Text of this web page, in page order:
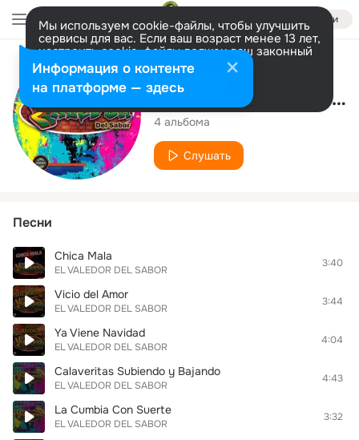
Войти
Мы используем cookie-файлы, чтобы улучшить
сервисы для вас. Если ваш возраст менее 13 лет,
настроить cookie-файлы должен ваш законный
представитель. Больше информации
Разрешить все Настроить
Исполнитель
EL VALEDOR DEL SABOR
4 альбома
Слушать
Песни
Chica Mala
EL VALEDOR DEL SABOR
3:40
Vicio del Amor
EL VALEDOR DEL SABOR
3:44
Ya Viene Navidad
EL VALEDOR DEL SABOR
4:04
Calaveritas Subiendo y Bajando
EL VALEDOR DEL SABOR
4:43
La Cumbia Con Suerte
EL VALEDOR DEL SABOR
3:32
Информация о контенте
на платформе — здесь